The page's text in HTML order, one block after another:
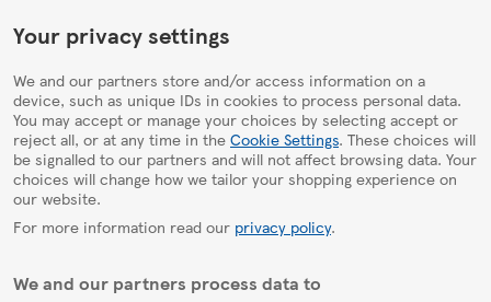
HelpPage
Your privacy settings
We and our partners store and/or access information on a
device, such as unique IDs in cookies to process personal data.
You may accept or manage your choices by selecting accept or
reject all, or at any time in the Cookie Settings. These choices will
be signalled to our partners and will not affect browsing data. Your
choices will change how we tailor your shopping experience on
our website.
For more information read our privacy policy.
We and our partners process data to